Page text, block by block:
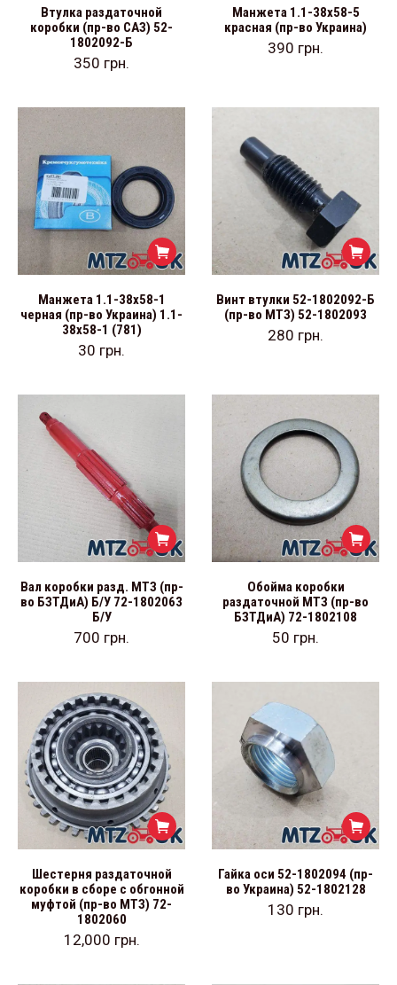
Втулка раздаточной
коробки (пр-во САЗ) 52-
1802092-Б
350 грн.
Манжета 1.1-38х58-5
красная (пр-во Украина)
390 грн.
Манжета 1.1-38х58-1
черная (пр-во Украина) 1.1-
38х58-1 (781)
30 грн.
Винт втулки 52-1802092-Б
(пр-во МТЗ) 52-1802093
280 грн.
Вал коробки разд. МТЗ (пр-
во БЗТДиА) Б/У 72-1802063
Б/У
700 грн.
Обойма коробки
раздаточной МТЗ (пр-во
БЗТДиА) 72-1802108
50 грн.
Шестерня раздаточной
коробки в сборе с обгонной
муфтой (пр-во МТЗ) 72-
1802060
12,000 грн.
Гайка оси 52-1802094 (пр-
во Украина) 52-1802128
130 грн.